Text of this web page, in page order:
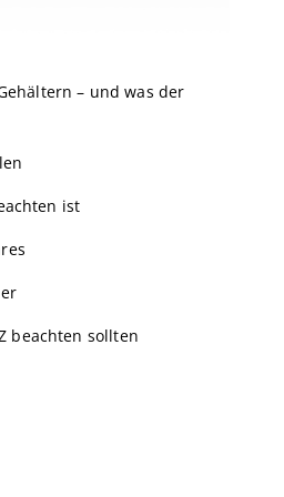
– und was der
ist
beachten sollten